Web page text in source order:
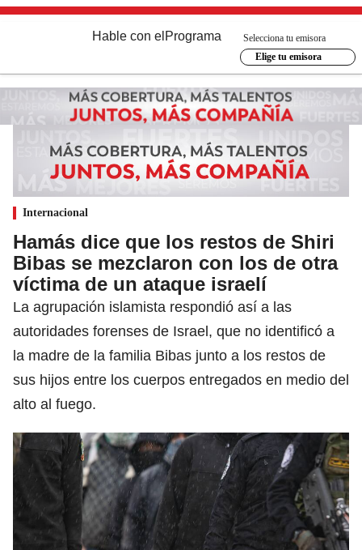
Hable con el Programa
Selecciona tu emisora
Elige tu emisora
Internacional
Hamás dice que los restos de Shiri
Bibas se mezclaron con los de otra
víctima de un ataque israelí
La agrupación islamista respondió así a las
autoridades forenses de Israel, que no identificó a
la madre de la familia Bibas junto a los restos de
sus hijos entre los cuerpos entregados en medio del
alto al fuego.